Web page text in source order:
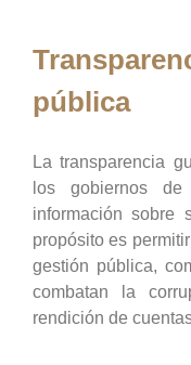
pública
La transparencia
los gobiernos
información sobre
propósito es
gestión pública,
combatan la
rendición de